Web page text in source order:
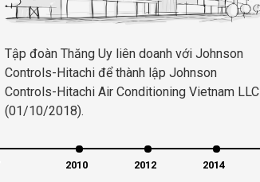
Tập đoàn Thăng Uy liên doanh với Johnson
Controls-Hitachi để thành lập Johnson
Controls-Hitachi Air Conditioning Vietnam LLC
(01/10/2018).
2010 2012 2014